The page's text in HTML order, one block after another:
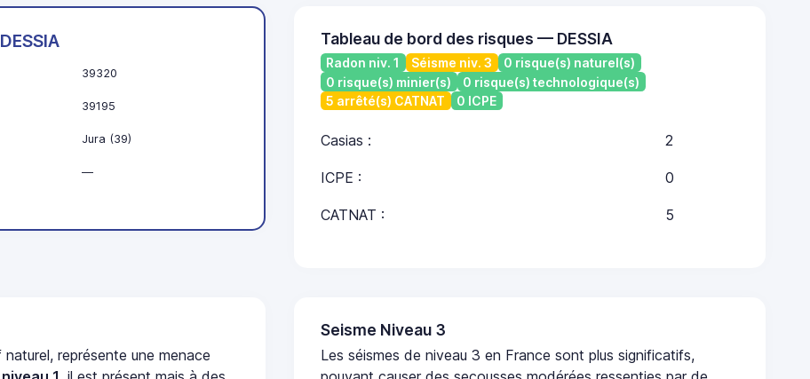
DESSIA
39320
39195
Jura (39)
—
Tableau de bord des risques — DESSIA
Radon niv. 1 Séisme niv. 3
0 risque(s) naturel(s)
0 risque(s) minier(s)
0 risque(s) technologique(s)
5 arrêté(s) CATNAT
0 ICPE
Casias : 2
ICPE : 0
CATNAT : 5
représente une menace
Seisme Niveau 3
Les séismes de niveau 3 en France sont plus significatifs,